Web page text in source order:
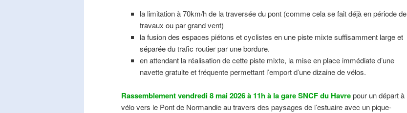
la limitation à 70km/h de la traversée du pont (comme cela se fait déjà en période de
travaux ou par grand vent)
la fusion des espaces piétons et cyclistes en une piste mixte suffisamment large et
séparée du trafic routier par une bordure.
en attendant la réalisation de cette piste mixte, la mise en place immédiate d’une
navette gratuite et fréquente permettant l’emport d’une dizaine de vélos.
Rassemblement vendredi 8 mai 2026 à 11h à la gare SNCF du Havrepour un départ à
vélo vers le Pont de Normandie au travers des paysages de l’estuaire avec un pique-